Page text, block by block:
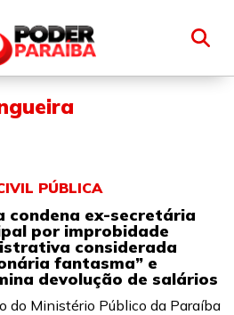
PÚBLICA
condena ex-secretária
por improbidade
considerada
fantasma” e
devolução de salários
do Ministério Público da Paraíba